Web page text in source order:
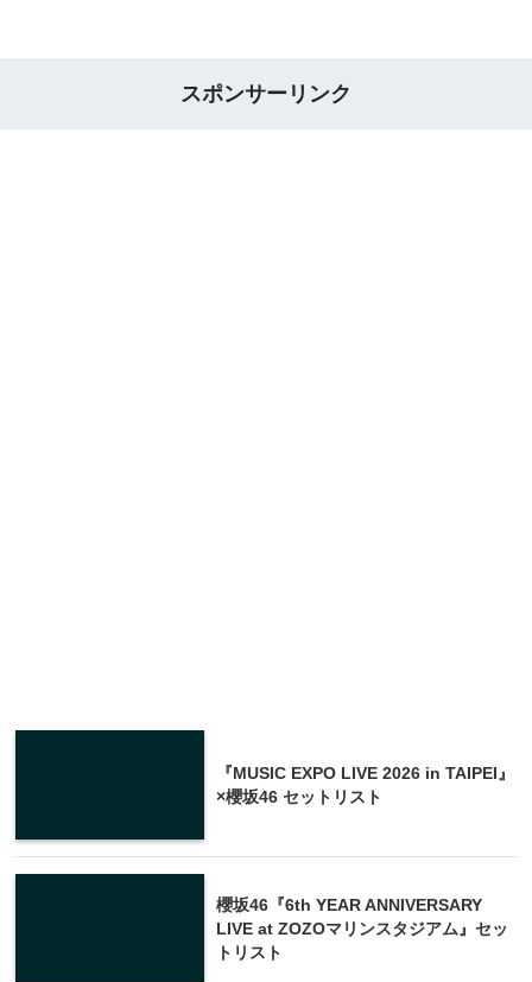
スポンサーリンク
『MUSIC EXPO LIVE 2026 in TAIPEI』
×櫻坂46 セットリスト
櫻坂46『6th YEAR ANNIVERSARY
LIVE at ZOZOマリンスタジアム』セッ
トリスト